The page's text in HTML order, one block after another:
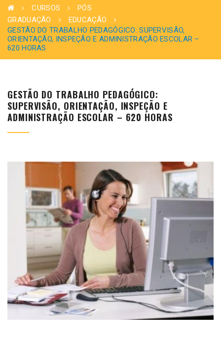
CURSOS
PÓS
GRADUAÇÃO
EDUCAÇÃO
GESTÃO DO TRABALHO PEDAGÓGICO: SUPERVISÃO,
ORIENTAÇÃO, INSPEÇÃO E ADMINISTRAÇÃO ESCOLAR –
620 HORAS
GESTÃO DO TRABALHO PEDAGÓGICO:
SUPERVISÃO, ORIENTAÇÃO, INSPEÇÃO E
ADMINISTRAÇÃO ESCOLAR – 620 HORAS